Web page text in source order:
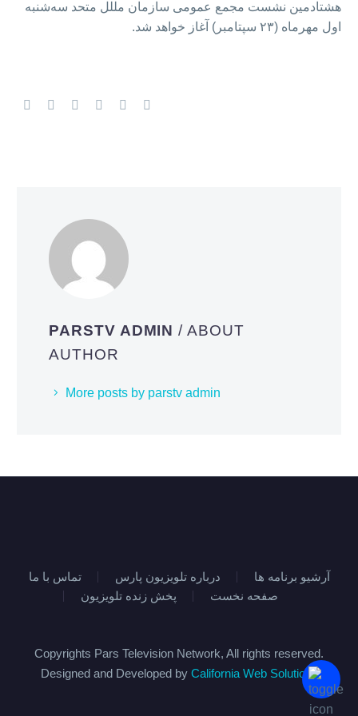
هشتادمین نشست مجمع عمومی سازمان مللل متحد سه‌شنبه
اول مهرماه (۲۳ سپتامبر) آغاز خواهد شد.
PARSTV ADMIN/ ABOUT
AUTHOR
More posts by parstv admin
تماس با ما درباره تلویزیون پارس
آرشیو برنامه ها
پخش زنده تلویزیون
صفحه نخست
Copyrights Pars Television Network, All rights reserved.
Designed and Developed by California Web Solutions